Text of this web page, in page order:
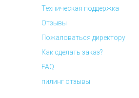
Техническая поддержка
Отзывы
Пожаловаться директору
Как сделать заказ?
FAQ
пилинг отзывы